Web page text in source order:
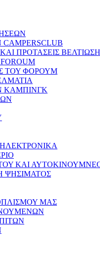
ΠΡΟΤΑΣΕΙΣ
ΤΟΥ ΦΟΡΟΥΜ
ΚΑΜΠΙΝΓΚ
ΚΑΙ
ΨΗΣΙΜΑΤΟΣ
ΜΑΣ